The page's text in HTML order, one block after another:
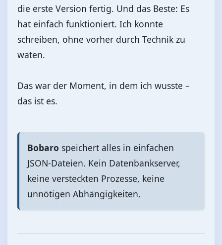
die erste Version fertig. Und das Beste: Es
hat einfach funktioniert. Ich konnte
schreiben, ohne vorher durch Technik zu
waten.
Das war der Moment, in dem ich wusste –
das ist es.
Bobaro speichert alles in einfachen
JSON-Dateien. Kein Datenbankserver,
keine versteckten Prozesse, keine
unnötigen Abhängigkeiten.